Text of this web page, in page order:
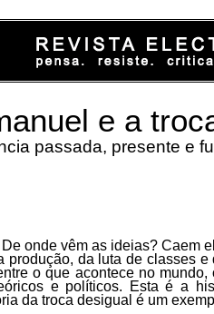
e a
passada, presente e
onde vêm as ideias? Caem
produção, da luta de classes e
o que acontece no
e políticos. Esta é a
da troca desigual é um